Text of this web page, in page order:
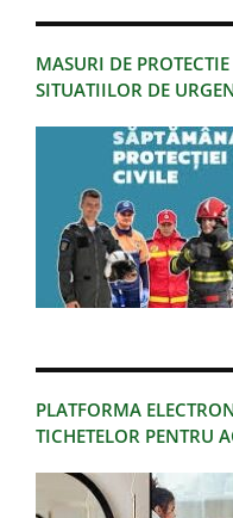
MASURI DE
SITUATIILOR DE
PLATFORMA
TICHETELOR PENTRU